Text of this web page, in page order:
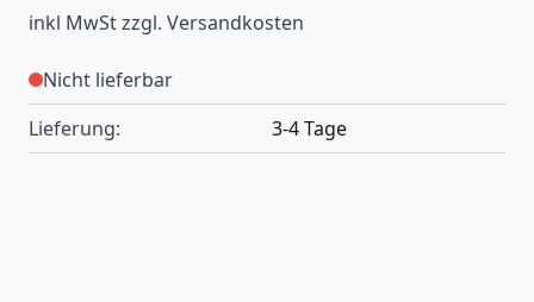
inkl MwSt zzgl. Versandkosten
Nicht lieferbar
Lieferung:
3-4 Tage